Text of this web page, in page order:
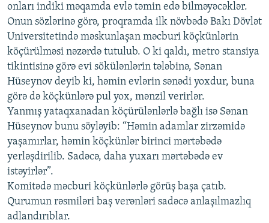
onları indiki məqamda evlə təmin edə bilməyəcəklər.
Onun sözlərinə görə, proqramda ilk növbədə Bakı Dövlət
Universitetində məskunlaşan məcburi köçkünlərin
köçürülməsi nəzərdə tutulub. O ki qaldı, metro stansiya
tikintisinə görə evi sökülənlərin tələbinə, Sənan
Hüseynov deyib ki, həmin evlərin sənədi yoxdur, buna
görə də köçkünlərə pul yox, mənzil verirlər.
Yanmış yataqxanadan köçürülənlərlə bağlı isə Sənan
Hüseynov bunu söyləyib: “Həmin adamlar zirzəmidə
yaşamırlar, həmin köçkünlər birinci mərtəbədə
yerləşdirilib. Sadəcə, daha yuxarı mərtəbədə ev
istəyirlər”.
Komitədə məcburi köçkünlərlə görüş başa çatıb.
Qurumun rəsmiləri baş verənləri sadəcə anlaşılmazlıq
adlandırıblar.